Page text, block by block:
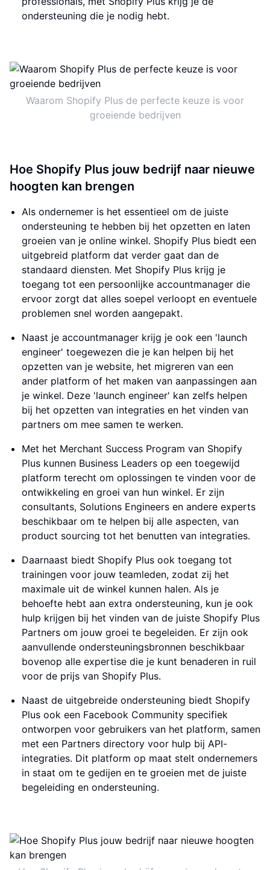
ondersteuning die je nodig hebt.
Waarom Shopify Plus de perfecte keuze is voor
groeiende bedrijven
Hoe Shopify Plus jouw bedrijf naar nieuwe
hoogten kan brengen
Als ondernemer is het essentieel om de juiste
ondersteuning te hebben bij het opzetten en laten
groeien van je online winkel. Shopify Plus biedt een
uitgebreid platform dat verder gaat dan de
standaard diensten. Met Shopify Plus krijg je
toegang tot een persoonlijke accountmanager die
ervoor zorgt dat alles soepel verloopt en eventuele
problemen snel worden aangepakt.
Naast je accountmanager krijg je ook een 'launch
engineer' toegewezen die je kan helpen bij het
opzetten van je website, het migreren van een
ander platform of het maken van aanpassingen aan
je winkel. Deze 'launch engineer' kan zelfs helpen
bij het opzetten van integraties en het vinden van
partners om mee samen te werken.
Met het Merchant Success Program van Shopify
Plus kunnen Business Leaders op een toegewijd
platform terecht om oplossingen te vinden voor de
ontwikkeling en groei van hun winkel. Er zijn
consultants, Solutions Engineers en andere experts
beschikbaar om te helpen bij alle aspecten, van
product sourcing tot het benutten van integraties.
Daarnaast biedt Shopify Plus ook toegang tot
trainingen voor jouw teamleden, zodat zij het
maximale uit de winkel kunnen halen. Als je
behoefte hebt aan extra ondersteuning, kun je ook
hulp krijgen bij het vinden van de juiste Shopify Plus
Partners om jouw groei te begeleiden. Er zijn ook
aanvullende ondersteuningsbronnen beschikbaar
bovenop alle expertise die je kunt benaderen in ruil
voor de prijs van Shopify Plus.
Naast de uitgebreide ondersteuning biedt Shopify
Plus ook een Facebook Community specifiek
ontworpen voor gebruikers van het platform, samen
met een Partners directory voor hulp bij API-
integraties. Dit platform op maat stelt ondernemers
in staat om te gedijen en te groeien met de juiste
begeleiding en ondersteuning.